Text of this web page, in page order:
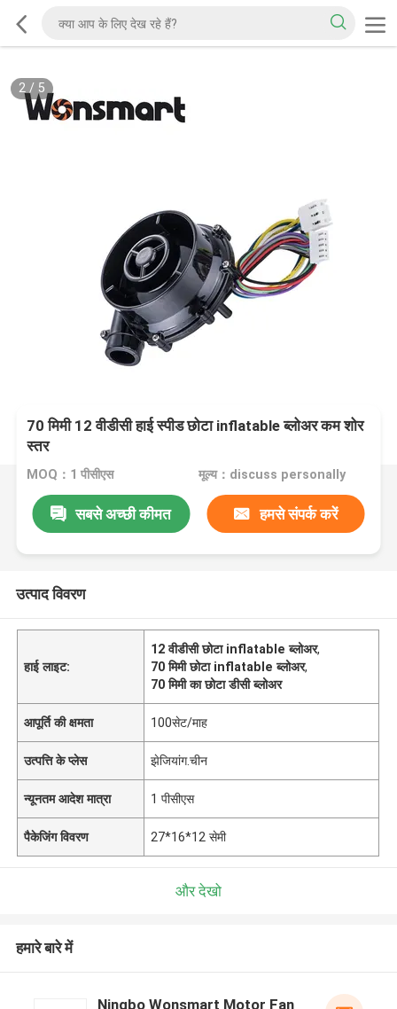
2/ 5
70 मिमी 12 वीडीसी हाई स्पीड छोटा inflatable ब्लोअर कम शोर
स्तर
MOQ：1 पीसीएस मूल्य：discuss personally
सबसे अच्छी कीमत हमसे संपर्क करें
उत्पाद विवरण
हाई लाइट:
12 वीडीसी छोटा inflatable ब्लोअर,
70 मिमी छोटा inflatable ब्लोअर,
70 मिमी का छोटा डीसी ब्लोअर
आपूर्ति की क्षमता 100सेट/माह
उत्पत्ति के प्लेस झेजियांग.चीन
न्यूनतम आदेश मात्रा 1 पीसीएस
पैकेजिंग विवरण 27*16*12 सेमी
और देखो
हमारे बारे में
Ningbo Wonsmart Motor Fan